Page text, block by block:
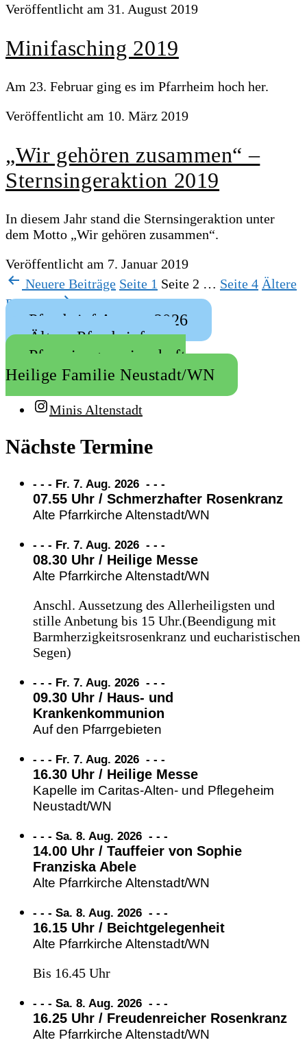
Veröffentlicht am 31. August 2019
Minifasching 2019
Am 23. Februar ging es im Pfarrheim hoch her.
Veröffentlicht am 10. März 2019
„Wir gehören zusammen“ –
Sternsingeraktion 2019
In diesem Jahr stand die Sternsingeraktion unter
dem Motto „Wir gehören zusammen“.
Veröffentlicht am 7. Januar 2019
Seitennummerierung
der
Beiträge
Neuere Beiträge Seite 1 Seite 2 … Seite 4 Ältere
Beiträge
Pfarrbrief August 2026
Ältere Pfarrbriefe
Pfarreiengemeinschaft
Heilige Familie Neustadt/WN
Minis Altenstadt
Nächste Termine
- - - Fr. 7. Aug. 2026 - - -
07.55 Uhr / Schmerzhafter Rosenkranz
Alte Pfarrkirche Altenstadt/WN
- - - Fr. 7. Aug. 2026 - - -
08.30 Uhr / Heilige Messe
Alte Pfarrkirche Altenstadt/WN
Anschl. Aussetzung des Allerheiligsten und
stille Anbetung bis 15 Uhr.(Beendigung mit
Barmherzigkeitsrosenkranz und eucharistischen
Segen)
- - - Fr. 7. Aug. 2026 - - -
09.30 Uhr / Haus- und
Krankenkommunion
Auf den Pfarrgebieten
- - - Fr. 7. Aug. 2026 - - -
16.30 Uhr / Heilige Messe
Kapelle im Caritas-Alten- und Pflegeheim
Neustadt/WN
- - - Sa. 8. Aug. 2026 - - -
14.00 Uhr / Tauffeier von Sophie
Franziska Abele
Alte Pfarrkirche Altenstadt/WN
- - - Sa. 8. Aug. 2026 - - -
16.15 Uhr / Beichtgelegenheit
Alte Pfarrkirche Altenstadt/WN
Bis 16.45 Uhr
- - - Sa. 8. Aug. 2026 - - -
16.25 Uhr / Freudenreicher Rosenkranz
Alte Pfarrkirche Altenstadt/WN